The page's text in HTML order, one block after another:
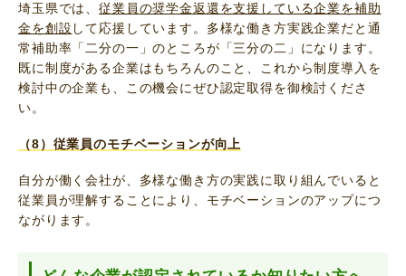
埼玉県では、従業員の奨学金返還を支援している企業を補助
金を創設 して応援しています。多様な働き方実践企業だと通
常補助率「二分の一」のところが「三分の二」になります。
既に制度がある企業はもちろんのこと、これから制度導入を
検討中の企業も、この機会にぜひ認定取得を御検討くださ
い。
（8）従業員のモチベーションが向上
自分が働く会社が、多様な働き方の実践に取り組んでいると
従業員が理解することにより、モチベーションのアップにつ
ながります。